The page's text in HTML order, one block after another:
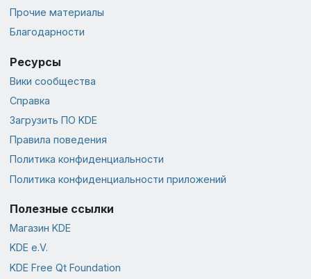
Прочие материалы
Благодарности
Ресурсы
Вики сообщества
Справка
Загрузить ПО KDE
Правила поведения
Политика конфиденциальности
Политика конфиденциальности приложений
Полезные ссылки
Магазин KDE
KDE e.V.
KDE Free Qt Foundation